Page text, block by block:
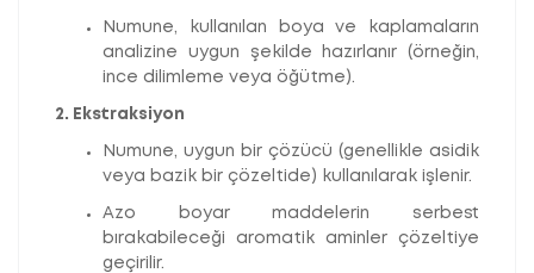
Numune, kullanılan boya ve kaplamaların
analizine uygun şekilde hazırlanır (örneğin,
ince dilimleme veya öğütme).
2. Ekstraksiyon
Numune, uygun bir çözücü (genellikle asidik
veya bazik bir çözeltide) kullanılarak işlenir.
Azo boyar maddelerin serbest
bırakabileceği aromatik aminler çözeltiye
geçirilir.